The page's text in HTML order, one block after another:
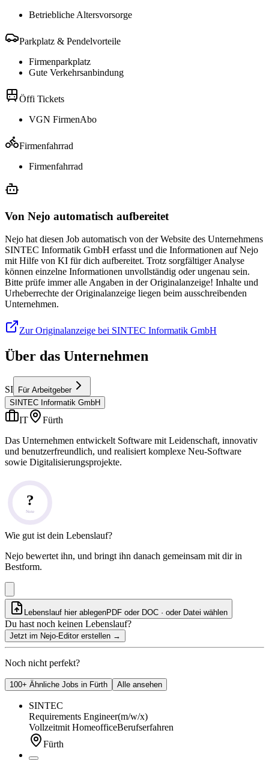
Betriebliche Altersvorsorge
Parkplatz & Pendelvorteile
Firmenparkplatz
Gute Verkehrsanbindung
Öffi Tickets
VGN FirmenAbo
Firmenfahrrad
Firmenfahrrad
Von Nejo automatisch aufbereitet
Nejo hat diesen Job automatisch von der Website des Unternehmens
SINTEC Informatik GmbH erfasst und die Informationen auf Nejo
mit Hilfe von KI für dich aufbereitet. Trotz sorgfältiger Analyse
können einzelne Informationen unvollständig oder ungenau sein.
Bitte prüfe immer alle Angaben in der Originalanzeige! Inhalte und
Urheberrechte der Originalanzeige liegen beim ausschreibenden
Unternehmen.
Zur Originalanzeige bei SINTEC Informatik GmbH
Über das Unternehmen
SI
Für Arbeitgeber
SINTEC Informatik GmbH
IT
Fürth
Das Unternehmen entwickelt Software mit Leidenschaft, innovativ
und benutzerfreundlich, und realisiert komplexe Neu-Software
sowie Digitalisierungsprojekte.
?
Note
Wie gut ist dein Lebenslauf?
Nejo bewertet ihn, und bringt ihn danach gemeinsam mit dir in
Bestform.
Lebenslauf hier ablegenPDF oder DOC · oder Datei wählen
Du hast noch keinen Lebenslauf?
Jetzt im Nejo-Editor erstellen →
Noch nicht perfekt?
100+ Ähnliche Jobs in Fürth Alle ansehen
SINTEC
Requirements Engineer(m/w/x)
Vollzeitmit HomeofficeBerufserfahren
Fürth